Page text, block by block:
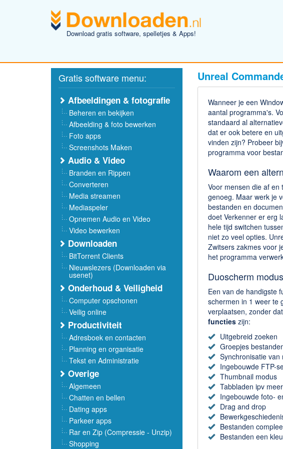
Download gratis software, spelletjes & Apps!
Gratis software menu:
Afbeeldingen & fotografie
Beheren en bekijken
Afbeelding & foto bewerken
Foto apps
Screenshots Maken
Audio & Video
Branden en Rippen
Converteren
Media streamen
Mediaspeler
Opnemen Audio en Video
Video bewerken
Downloaden
BitTorrent Clients
Nieuwslezers (Downloaden via
usenet)
Onderhoud & Veiligheid
Computer opschonen
Veilig online
Productiviteit
Adresboek en contacten
Planning en organisatie
Tekst en Administratie
Overige
Algemeen
Chatten en bellen
Dating apps
Parkeer apps
Rar en Zip (Compressie - Unzip)
Shopping
Unreal
Wanneer je een
aantal programma's.
standaard al
dat er ook betere en
vinden zijn? Probeer
programma voor
Waarom een
Voor mensen die af en
genoeg. Maar werk je
bestanden en
doet Verkenner er erg
hele tijd switchen
niet zo veel opties.
Zwitsers zakmes voor
het programma
Duoscherm modus
Een van de handigste
schermen in 1 weer te
verplaatsen, zonder
functieszijn:
Uitgebreid zoeken
Groepjes
Synchronisatie van
Ingebouwde FTP-
Thumbnail modus
Tabbladen ipv
Ingebouwde foto-
Drag and drop
Bestanden
Bestanden een